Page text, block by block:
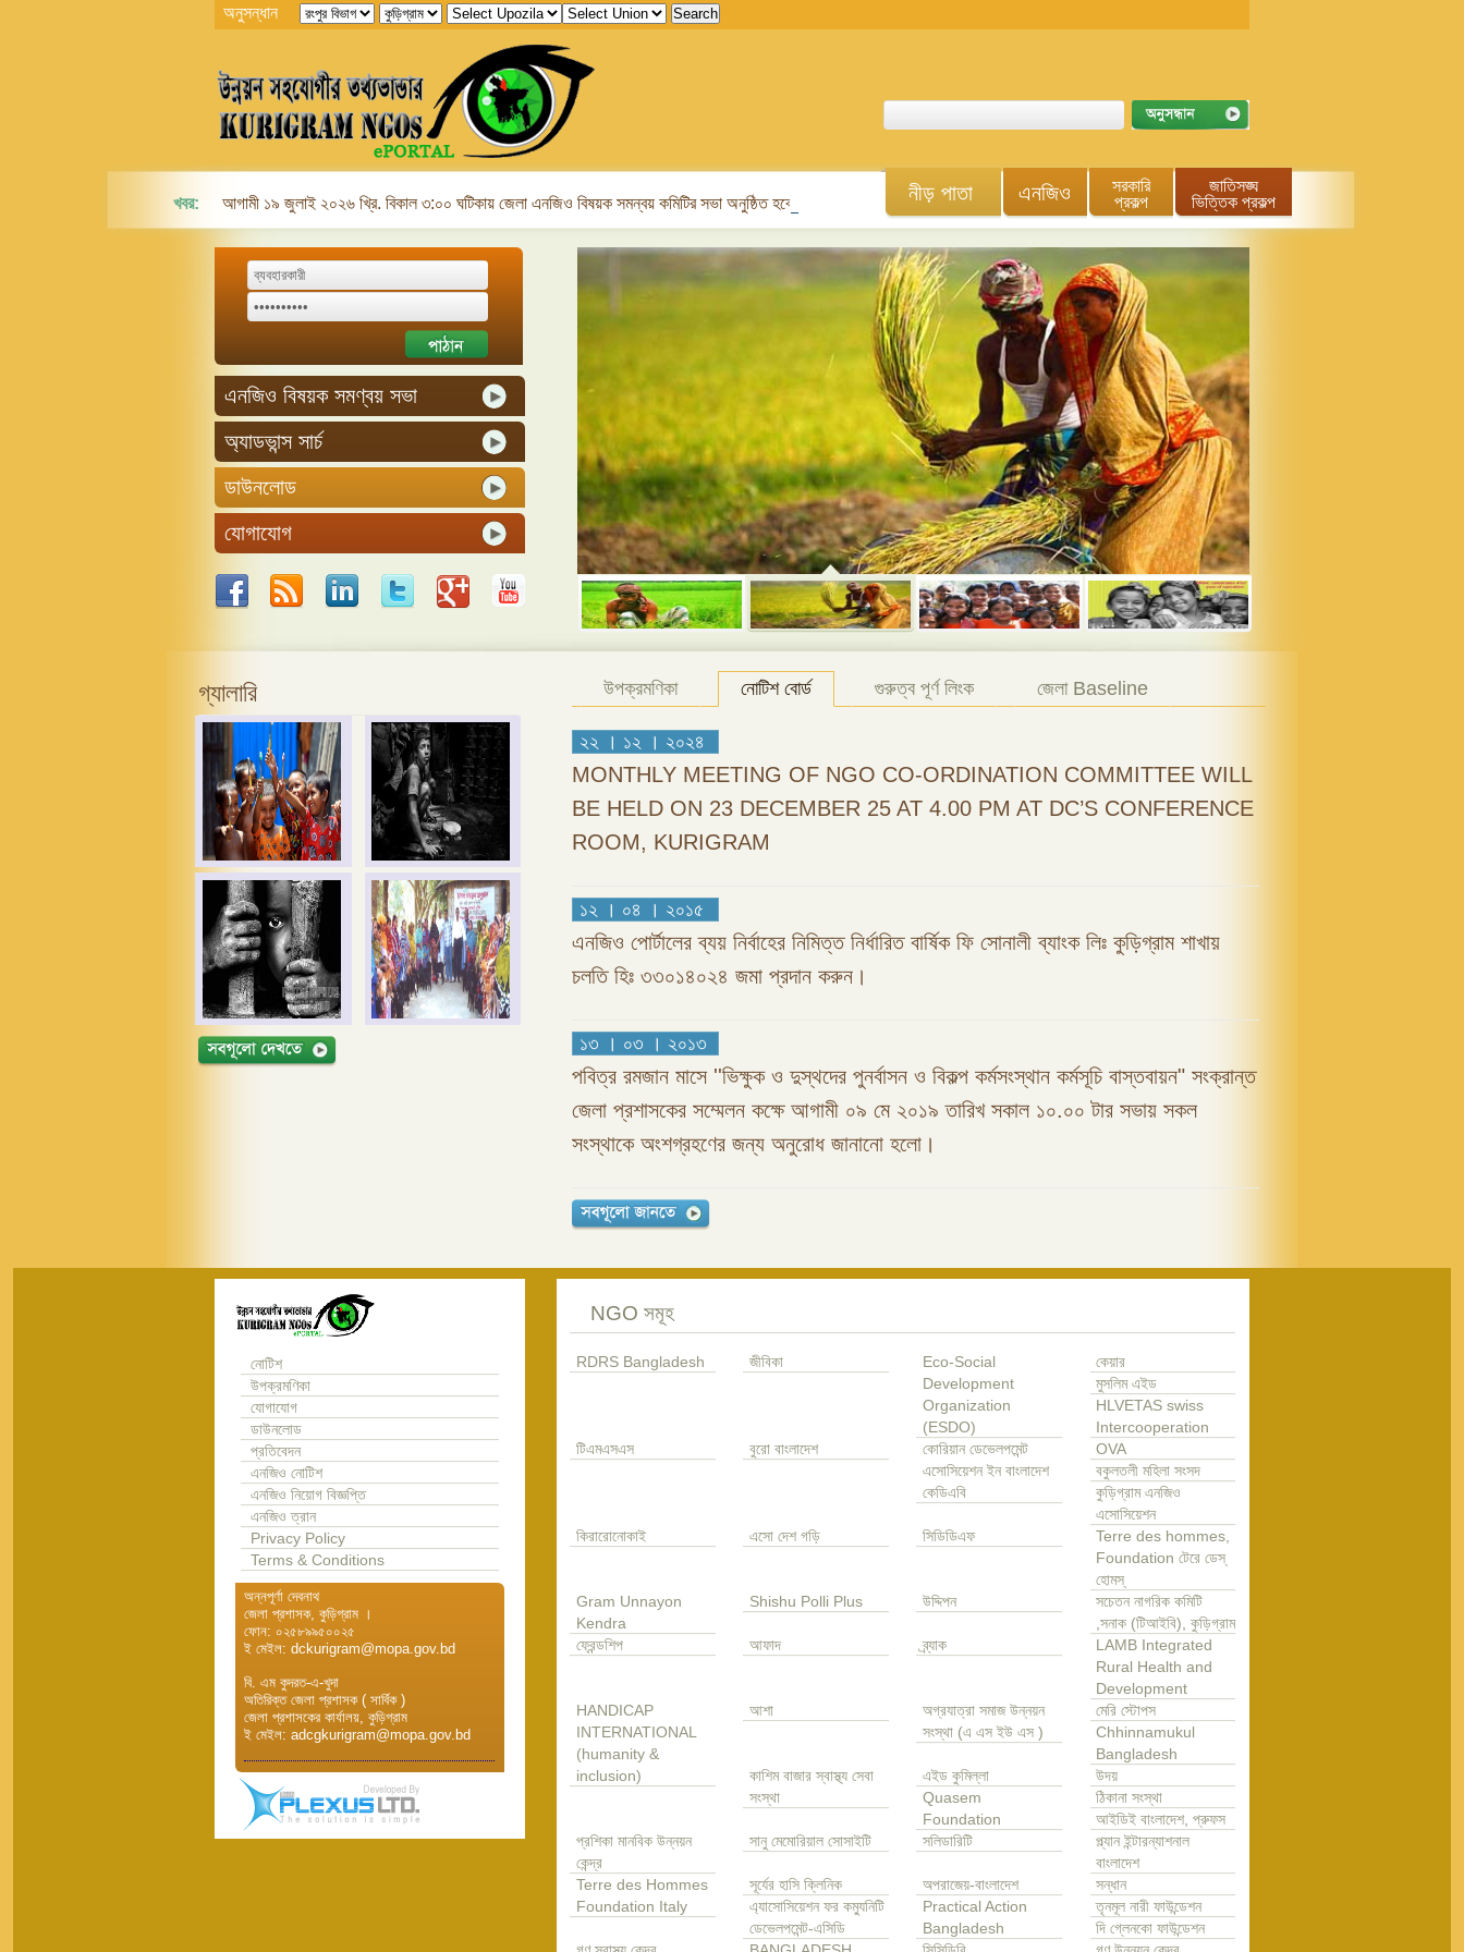
অনুসন্ধান
খবর: আগামী ১৯ জুলাই ২০২৬ খ্রি. বিকাল ৩:০০ ঘটিকায় জেলা এনজিও বিষয়ক সমন্বয় কমিটির সভা অনুষ্ঠিত হবে। নীড় পাতা এনজিও
সরকারি
প্রকল্প
জাতিসঙ্ঘ
ভিত্তিক প্রকল্প
এনজিও বিষয়ক সমণ্বয় সভা
অ্যাডভান্স সার্চ
ডাউনলোড
যোগাযোগ
গ্যালারি উপক্রমণিকা নোটিশ বোর্ড গুরুত্ব পূর্ণ লিংক জেলা Baseline
২২ । ১২ । ২০২৪
MONTHLY MEETING OF NGO CO-ORDINATION COMMITTEE WILL
BE HELD ON 23 DECEMBER 25 AT 4.00 PM AT DC’S CONFERENCE
ROOM, KURIGRAM
১২ । ০৪ । ২০১৫
এনজিও পোর্টালের ব্যয় নির্বাহের নিমিত্ত নির্ধারিত বার্ষিক ফি সোনালী ব্যাংক লিঃ কুড়িগ্রাম শাখায়
চলতি হিঃ ৩৩০১৪০২৪ জমা প্রদান করুন।
১৩ । ০৩ । ২০১৩
পবিত্র রমজান মাসে ''ভিক্ষুক ও দুস্থদের পুনর্বাসন ও বিকল্প কর্মসংস্থান কর্মসূচি বাস্তবায়ন" সংক্রান্ত
জেলা প্রশাসকের সম্মেলন কক্ষে আগামী ০৯ মে ২০১৯ তারিখ সকাল ১০.০০ টার সভায় সকল
সংস্থাকে অংশগ্রহণের জন্য অনুরোধ জানানো হলো।
নোটিশ
উপক্রমণিকা
যোগাযোগ
ডাউনলোড
প্রতিবেদন
এনজিও নোটিশ
এনজিও নিয়োগ বিজ্ঞপ্তি
এনজিও ত্রান
Privacy Policy
Terms & Conditions
অন্নপূর্ণা দেবনাথ
জেলা প্রশাসক, কুড়িগ্রাম ।
ফোন: ০২৫৮৯৯৫০০২৫
ই মেইল: dckurigram@mopa.gov.bd
বি. এম কুদরত-এ-খুদা
অতিরিক্ত জেলা প্রশাসক ( সার্বিক )
জেলা প্রশাসকের কার্যালয়, কুড়িগ্রাম
ই মেইল: adcgkurigram@mopa.gov.bd
NGO সমূহ
RDRS Bangladesh জীবিকা
Eco-Social
Development
Organization
(ESDO)
কেয়ার
মুসলিম এইড
HLVETAS swiss
Intercooperation
টিএমএসএস
বুরো বাংলাদেশ
কোরিয়ান ডেভেলপমেন্ট
এসোসিয়েশন ইন বাংলাদেশ
কেডিএবি
OVA
বকুলতলী মহিলা সংসদ
কুড়িগ্রাম এনজিও
এসোসিয়েশন
কিরারোনোকাই
এসো দেশ গড়ি সিডিডিএফ
Terre des hommes,
Foundation টেরে ডেস্
হোমস্
Gram Unnayon
Kendra
Shishu Polli Plus উদ্দিপন
সচেতন নাগরিক কমিটি
,সনাক (টিআইবি), কুড়িগ্রাম
ফ্রেন্ডশিপ
আফাদ ব্র্যাক
LAMB Integrated
Rural Health and
Development
HANDICAP
INTERNATIONAL
(humanity &
inclusion)
আশা
অগ্রযাত্রা সমাজ উন্নয়ন
সংস্থা (এ এস ইউ এস )
মেরি স্টোপস
Chhinnamukul
Bangladesh
কাশিম বাজার স্বাস্থ্য সেবা
সংস্থা
এইড কুমিল্লা
উদয়
Quasem
Foundation
ঠিকানা সংস্থা
আইডিই বাংলাদেশ, প্রুফস
প্রশিকা মানবিক উন্নয়ন
কেন্দ্র
সানু মেমোরিয়াল সোসাইটি সলিডারিটি
প্ল্যান ইন্টারন্যাশনাল
বাংলাদেশ
Terre des Hommes
Foundation Italy
সূর্যের হাসি ক্লিনিক অপরাজেয়-বাংলাদেশ
সন্ধান
এ্যাসোসিয়েশন ফর কম্যুনিটি
ডেভেলপমেন্ট-এসিডি
Practical Action
Bangladesh
তৃনমূল নারী ফাউন্ডেশন
দি গ্লেনকো ফাউন্ডেশন